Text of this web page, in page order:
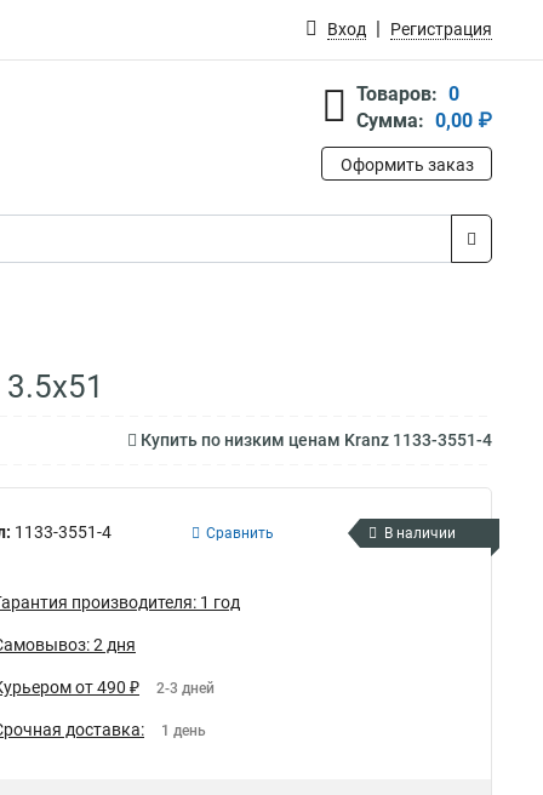
Вход Регистрация
Товаров: 0
Сумма: 0,00 ₽
Оформить заказ
Купить по низким ценам Kranz 1133-3551-4
1133-3551-4 Сравнить В наличии
производителя: 1 год
2 дня
от 490 ₽ 2-3 дней
доставка: 1 день